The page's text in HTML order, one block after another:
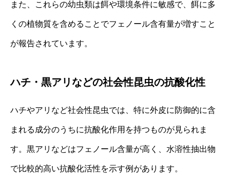
また、これらの幼虫類は餌や環境条件に敏感で、餌に多
くの植物質を含めることでフェノール含有量が増すこと
が報告されています。
ハチ・黒アリなどの社会性昆虫の抗酸化性
ハチやアリなど社会性昆虫では、特に外皮に防御的に含
まれる成分のうちに抗酸化作用を持つものが見られま
す。黒アリなどはフェノール含量が高く、水溶性抽出物
で比較的高い抗酸化活性を示す例があります。